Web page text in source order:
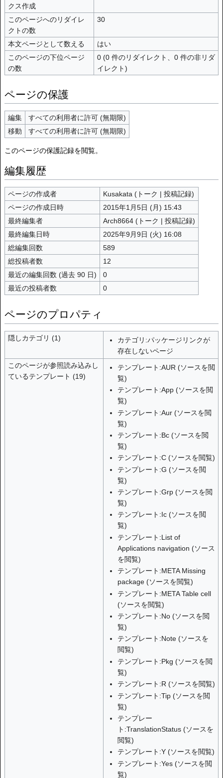
クス作成
このページへのリダイレ
クトの数
30
本文ページとして数える
はい
このページの下位ページ
の数
0 (0 件のリダイレクト、0 件の非リダ
イレクト)
ページの保護
編集
すべての利用者に許可 (無期限)
移動
すべての利用者に許可 (無期限)
このページの保護記録を閲覧。
編集履歴
ページの作成者 Kusakata (トーク | 投稿記録)
ページの作成日時
2015年1月5日 (月) 15:43
最終編集者
Arch8664 (トーク | 投稿記録)
最終編集日時
2025年9月9日 (火) 16:08
総編集回数
589
総投稿者数
12
最近の編集回数 (過去 90 日)
0
最近の投稿者数
0
ページのプロパティ
隠しカテゴリ (1)
カテゴリ:パッケージリンクが
存在しないページ
このページが参照読み込みし
ているテンプレート (19)
テンプレート:AUR (ソースを閲
覧)
テンプレート:App(ソースを閲
覧)
テンプレート:Aur(ソースを閲
覧)
テンプレート:Bc(ソースを閲
覧)
テンプレート:C(ソースを閲覧)
テンプレート:G (ソースを閲
覧)
テンプレート:Grp(ソースを閲
覧)
テンプレート:Ic(ソースを閲
覧)
テンプレート:List of
Applications navigation (ソース
を閲覧)
テンプレート:META Missing
package(ソースを閲覧)
テンプレート:META Table cell
(ソースを閲覧)
テンプレート:No(ソースを閲
覧)
テンプレート:Note(ソースを
閲覧)
テンプレート:Pkg (ソースを閲
覧)
テンプレート:R(ソースを閲覧)
テンプレート:Tip(ソースを閲
覧)
テンプレー
ト:TranslationStatus(ソースを
閲覧)
テンプレート:Y(ソースを閲覧)
テンプレート:Yes(ソースを閲
覧)